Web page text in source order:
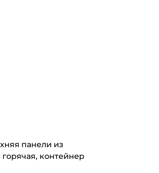
панели из
контейнер